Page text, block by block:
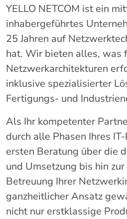
YELLO NETCOM ist ein
inhabergeführtes
25 Jahren auf
hat. Wir bieten alles, was
Netzwerkarchitekturen
inklusive spezialisierter
Fertigungs- und
Als Ihr kompetenter
durch alle Phasen Ihres
ersten Beratung über die
und Umsetzung bis hin
Betreuung Ihrer
ganzheitlicher Ansatz
nicht nur erstklassige